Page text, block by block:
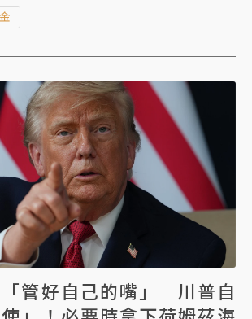
管好自己的嘴」 川普自